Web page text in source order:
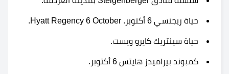
حياة ريجنسي 6 أكتوبر. Hyatt Regency 6 October.
حياة سينتريك كايرو ويست.
كمبوند بيراميدز هايتس 6 أكتوبر.